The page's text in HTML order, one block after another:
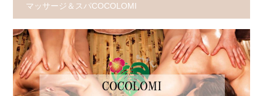
マッサージ＆スパCOCOLOMI